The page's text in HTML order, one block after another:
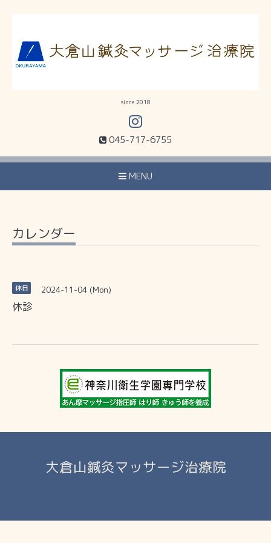
since 2018
045-717-6755
MENU
カレンダー
休日 2024-11-04 (Mon)
休診
大倉山鍼灸マッサージ治療院